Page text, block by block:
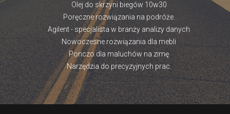
Olej do skrzyni biegów 10w30
Poręczne rozwiązania na podróże.
Agilent - specjalista w branży analizy danych
Nowoczesne rozwiązania dla mebli
Ponczo dla maluchów na zimę
Narzędzia do precyzyjnych prac.